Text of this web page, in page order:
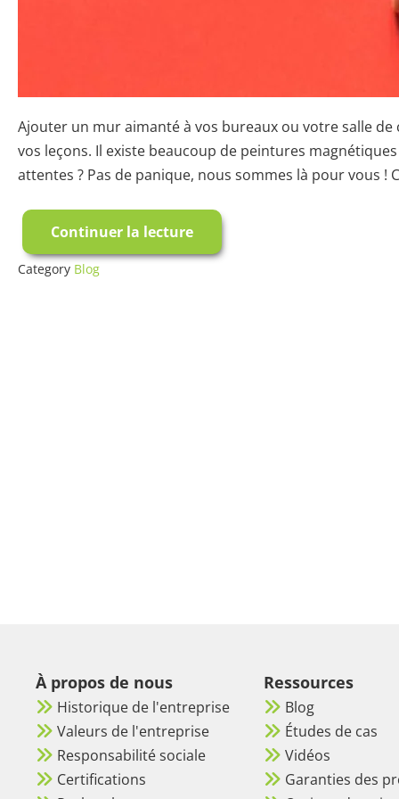
Ajouter un mur aimanté à vos bureaux ou votre salle
vos leçons. Il existe beaucoup de peintures
attentes ? Pas de panique, nous sommes là pour vous !
Continuer la lecture
Zoom
sur
la
Category Blog
À propos de nous
Historique de l'entreprise
Valeurs de l'entreprise
Responsabilité sociale
Certifications
Ressources
Blog
Études de cas
Vidéos
Garanties des